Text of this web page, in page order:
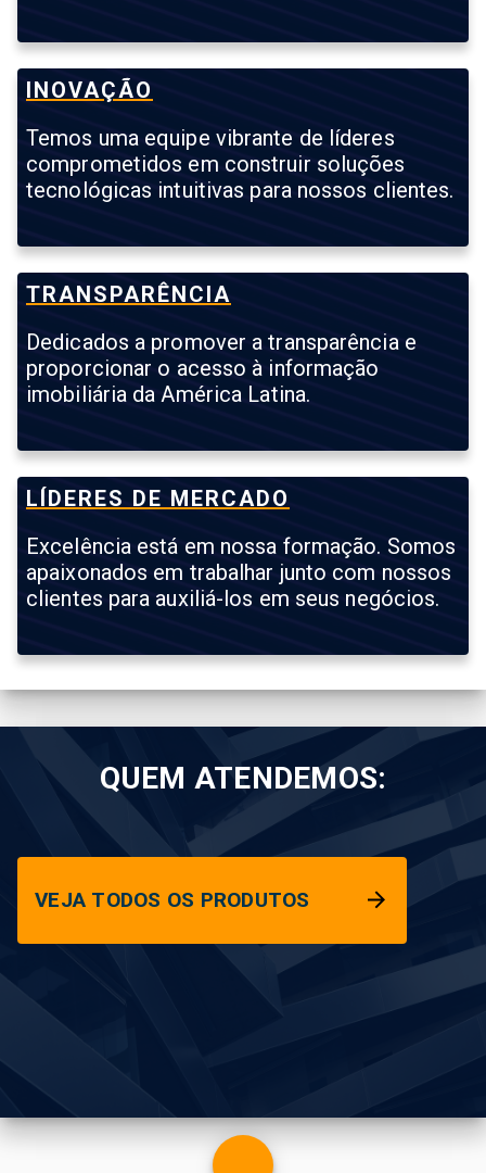
INOVAÇÃO
Temos uma equipe vibrante de líderes
comprometidos em construir soluções
tecnológicas intuitivas para nossos clientes.
TRANSPARÊNCIA
Dedicados a promover a transparência e
proporcionar o acesso à informação
imobiliária da América Latina.
LÍDERES DE MERCADO
Excelência está em nossa formação. Somos
apaixonados em trabalhar junto com nossos
clientes para auxiliá-los em seus negócios.
QUEM ATENDEMOS:
VEJA TODOS OS PRODUTOS